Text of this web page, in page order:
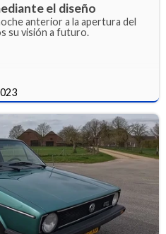
el diseño
anterior a la apertura del
su visión a futuro.